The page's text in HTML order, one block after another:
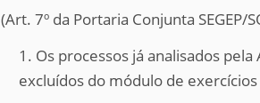
(Art. 7º da Portaria Conjunta SEGEP/
1. Os processos já analisados
excluídos do módulo de